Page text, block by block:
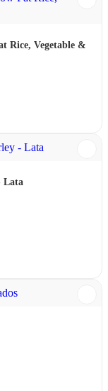
Rice, Vegetable &
Lata